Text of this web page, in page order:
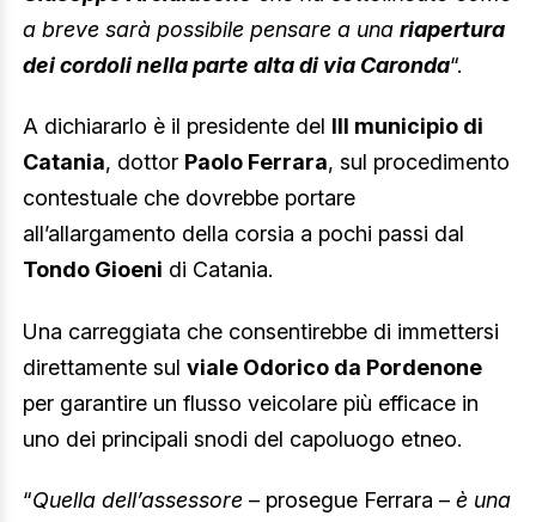
a breve sarà possibile pensare a una riapertura
dei cordoli nella parte alta di via Caronda“.
A dichiararlo è il presidente del III municipio di
Catania, dottor Paolo Ferrara, sul procedimento
contestuale che dovrebbe portare
all’allargamento della corsia a pochi passi dal
Tondo Gioeni di Catania.
Una carreggiata che consentirebbe di immettersi
direttamente sul viale Odorico da Pordenone
per garantire un flusso veicolare più efficace in
uno dei principali snodi del capoluogo etneo.
“Quella dell’assessore – prosegue Ferrara – è una